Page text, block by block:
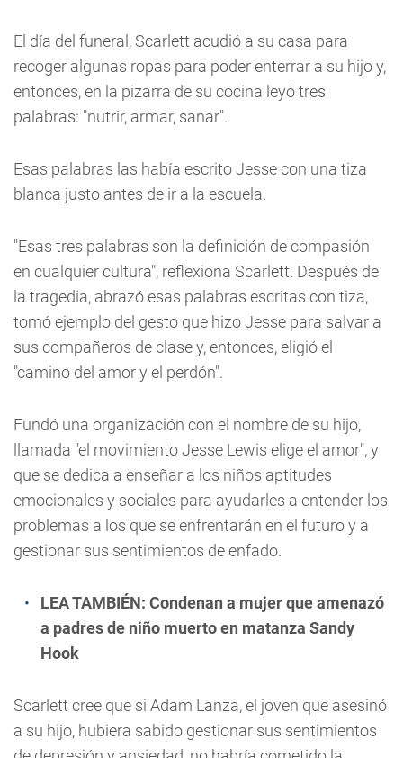
El día del funeral, Scarlett acudió a su casa para
recoger algunas ropas para poder enterrar a su hijo y,
entonces, en la pizarra de su cocina leyó tres
palabras: "nutrir, armar, sanar".
Esas palabras las había escrito Jesse con una tiza
blanca justo antes de ir a la escuela.
"Esas tres palabras son la definición de compasión
en cualquier cultura", reflexiona Scarlett. Después de
la tragedia, abrazó esas palabras escritas con tiza,
tomó ejemplo del gesto que hizo Jesse para salvar a
sus compañeros de clase y, entonces, eligió el
"camino del amor y el perdón".
Fundó una organización con el nombre de su hijo,
llamada "el movimiento Jesse Lewis elige el amor", y
que se dedica a enseñar a los niños aptitudes
emocionales y sociales para ayudarles a entender los
problemas a los que se enfrentarán en el futuro y a
gestionar sus sentimientos de enfado.
LEA TAMBIÉN: Condenan a mujer que amenazó
a padres de niño muerto en matanza Sandy
Hook
Scarlett cree que si Adam Lanza, el joven que asesinó
a su hijo, hubiera sabido gestionar sus sentimientos